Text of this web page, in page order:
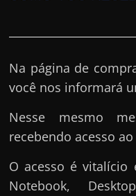
Na página de
você nos informará
Nesse mesmo
recebendo acesso ao
O acesso é vitalício
Notebook,